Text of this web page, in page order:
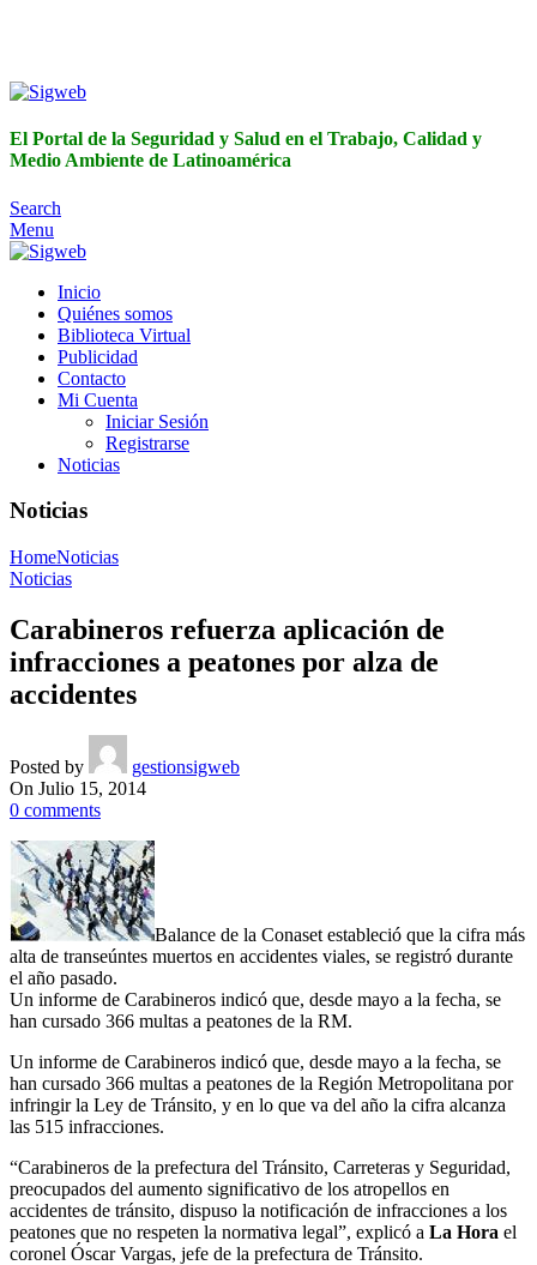
El Portal de la Seguridad y Salud en el Trabajo, Calidad y
Medio Ambiente de Latinoamérica
Search
Menu
Inicio
Quiénes somos
Biblioteca Virtual
Publicidad
Contacto
Mi Cuenta
Iniciar Sesión
Registrarse
Noticias
Noticias
HomeNoticias
Noticias
Carabineros refuerza aplicación de
infracciones a peatones por alza de
accidentes
Posted by
gestionsigweb
On Julio 15, 2014
0 comments
Balance de la Conaset estableció que la cifra más
alta de transeúntes muertos en accidentes viales, se registró durante
el año pasado.
Un informe de Carabineros indicó que, desde mayo a la fecha, se
han cursado 366 multas a peatones de la RM.
Un informe de Carabineros indicó que, desde mayo a la fecha, se
han cursado 366 multas a peatones de la Región Metropolitana por
infringir la Ley de Tránsito, y en lo que va del año la cifra alcanza
las 515 infracciones.
“Carabineros de la prefectura del Tránsito, Carreteras y Seguridad,
preocupados del aumento significativo de los atropellos en
accidentes de tránsito, dispuso la notificación de infracciones a los
peatones que no respeten la normativa legal”, explicó a La Hora el
coronel Óscar Vargas, jefe de la prefectura de Tránsito.